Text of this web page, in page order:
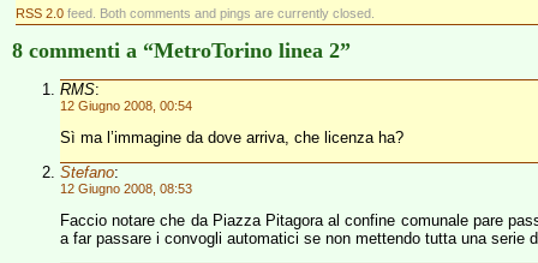
RSS 2.0 feed. Both comments and pings are currently closed.
8 commenti a “MetroTorino linea 2”
RMS:
12 Giugno 2008, 00:54
Sì ma l’immagine da dove arriva, che licenza ha?
Stefano:
12 Giugno 2008, 08:53
Faccio notare che da Piazza Pitagora al confine comunale pare
a far passare i convogli automatici se non mettendo tutta una serie